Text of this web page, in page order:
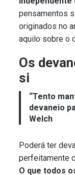
pensamentos
originados no
aquilo sobre o
Os
si
“Tento
devaneio
Welch
Poderá ter
perfeitamente
O que todos